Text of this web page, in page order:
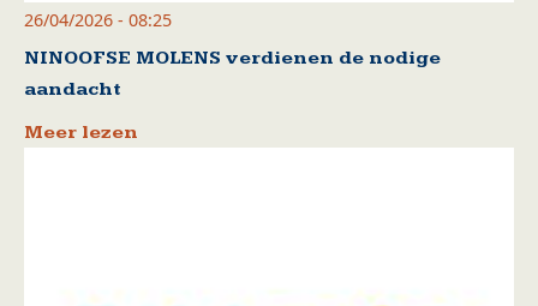
26/04/2026 - 08:25
NINOOFSE MOLENS verdienen de nodige
aandacht
Meer lezen